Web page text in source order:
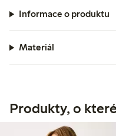
Informace o produktu
Materiál
Produkty, o